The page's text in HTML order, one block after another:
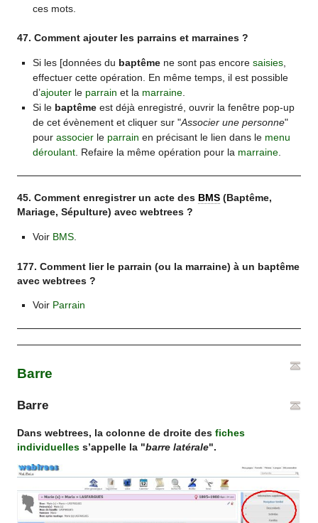
ces mots.
47. Comment ajouter les parrains et marraines ?
Si les [données du baptêmene sont pas encore saisies,
effectuer cette opération. En même temps, il est possible
d’ajouterle parrain et la marraine.
Si le baptêmeest déjà enregistré, ouvrir la fenêtre pop-up
de cet évènement et cliquer sur "Associer une personne"
pour associerle parrain en précisant le lien dans le menu
déroulant. Refaire la même opération pour la marraine.
45. Comment enregistrer un acte des BMS (Baptême,
Mariage, Sépulture) avec webtrees ?
Voir BMS.
177. Comment lier le parrain (ou la marraine) à un baptême
avec webtrees ?
Voir Parrain
Barre
Barre
Dans webtrees, la colonne de droite desfiches
individuelles s’appelle la "barre latérale".